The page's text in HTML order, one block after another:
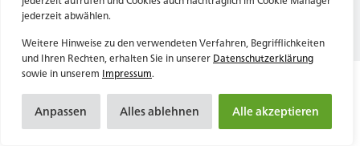
jederzeit abwählen.
Weitere Hinweise zu den verwendeten Verfahren, Begrifflichkeiten
und Ihren Rechten, erhalten Sie in unsererDatenschutzerklärung
sowie in unserem Impressum.
Anpassen Alles ablehnen Alle akzeptieren
Impressum